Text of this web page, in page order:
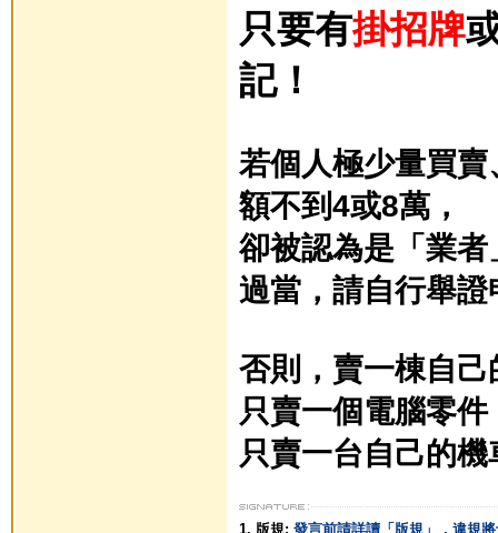
只要有掛招牌
記！
若個人極少量買
額不到4或8萬，
卻被認為是「業
過當， 請自行舉證
否則，賣一棟自
只賣一個電腦零
只賣一台自己的
1. 版規: 發言前請詳讀「版規」，違規